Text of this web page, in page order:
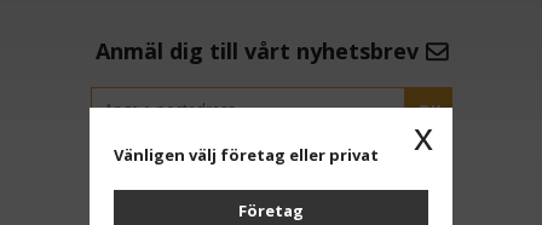
Anmäl dig till vårt nyhetsbrev
OK
x
Vänligen välj företag eller privat
Företag